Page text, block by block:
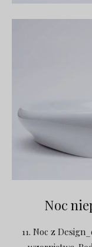
Noc
11. Noc z